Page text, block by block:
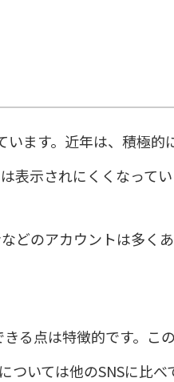
ます。近年は、積極的
示されにくくなってい
どのアカウントは多く
る点は特徴的です。こ
ついては他のSNSに比べ